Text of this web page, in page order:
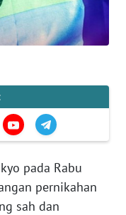
pada Rabu
pernikahan
sah dan